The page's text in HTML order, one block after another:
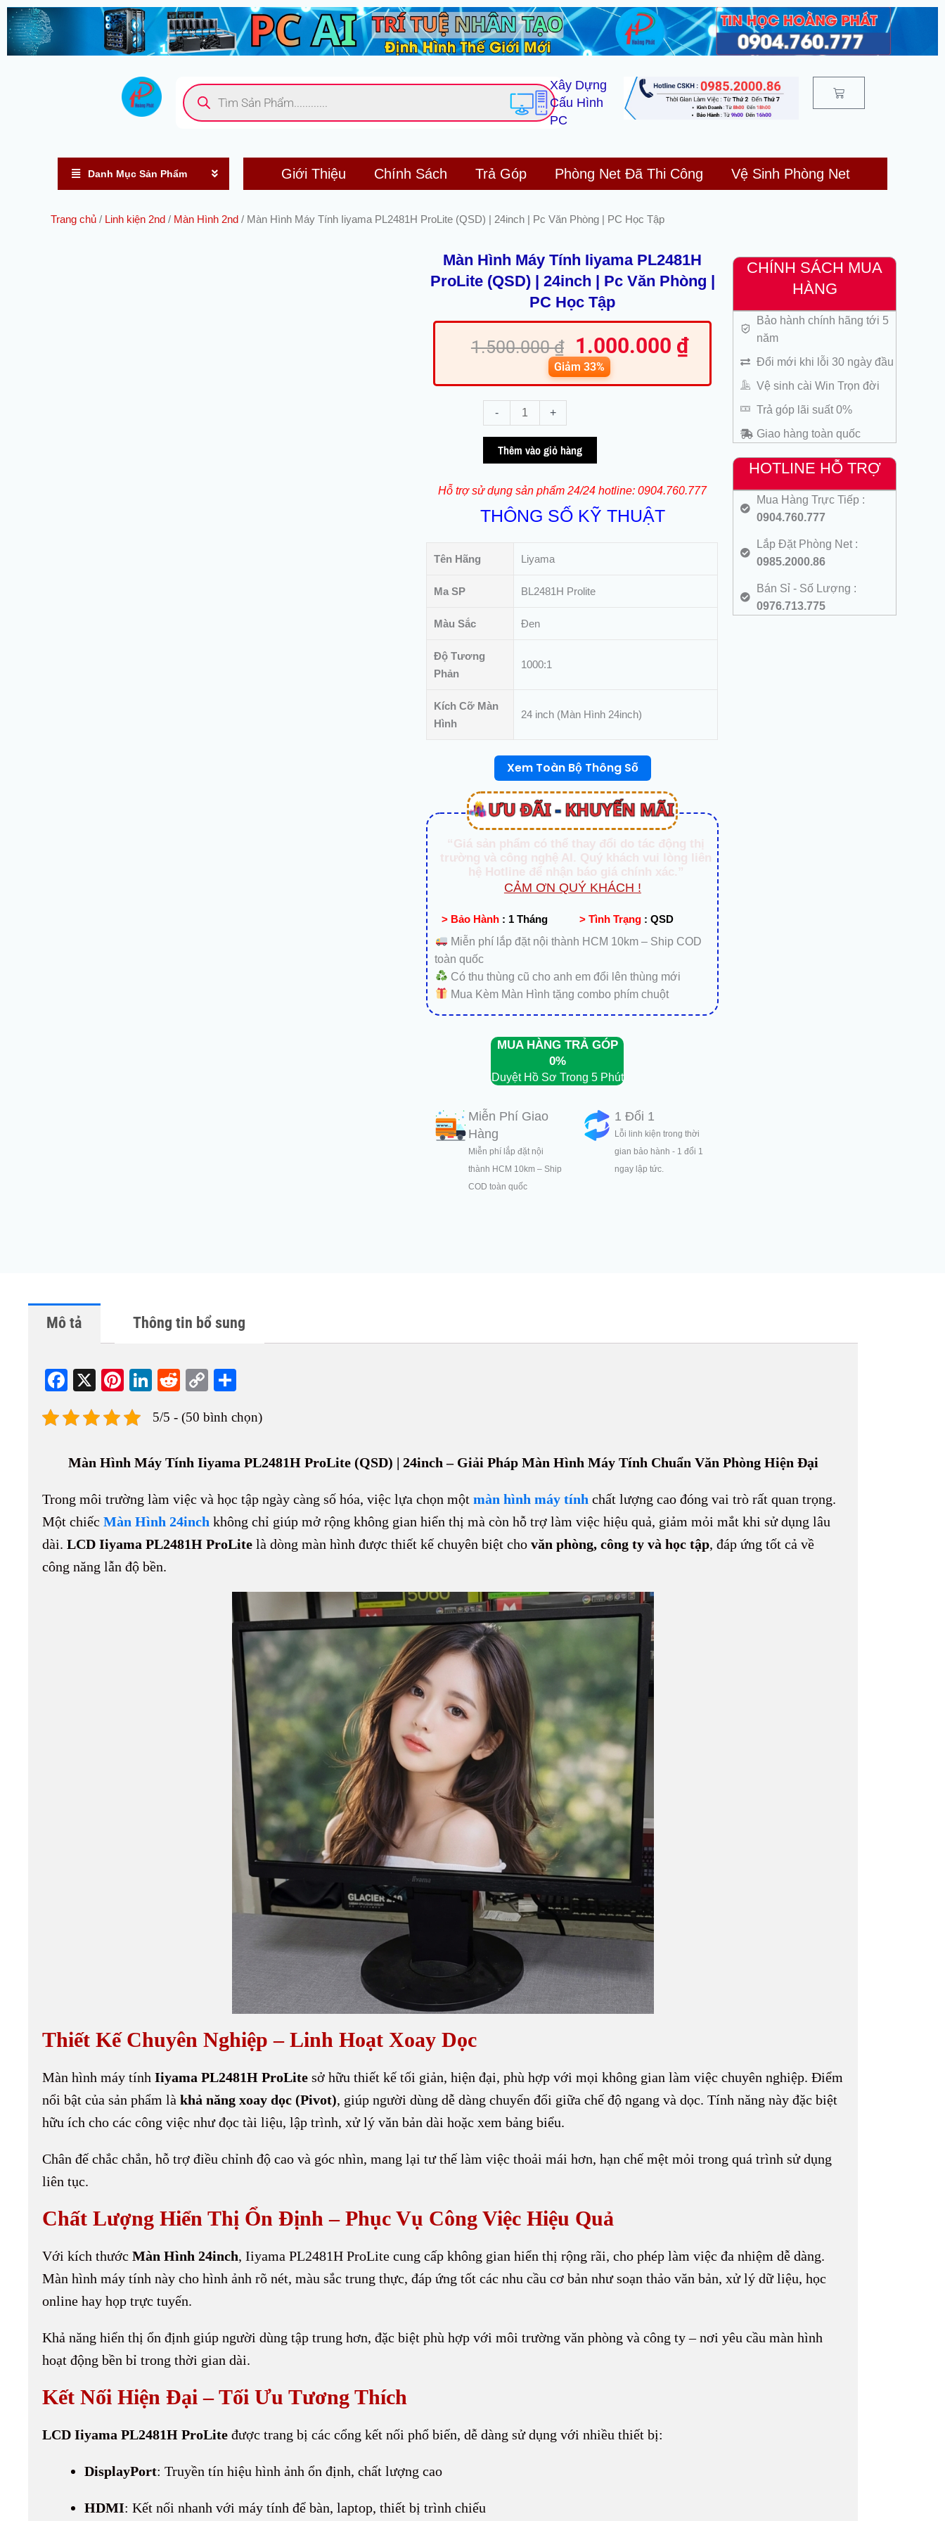
Nhảy
tới
Tìm
kiếm
sản
phẩm
Xây Dựng
Cấu Hình
PC
Cart
Danh Mục Sản Phẩm Giới Thiệu Chính Sách Trả Góp Phòng Net Đã Thi Công Vệ Sinh Phòng Net
Trang chủ / Linh kiện 2nd / Màn Hình 2nd / Màn Hình Máy Tính Iiyama PL2481H ProLite (QSD) | 24inch | Pc Văn Phòng | PC Học Tập
Màn Hình Máy Tính Iiyama PL2481H
ProLite (QSD) | 24inch | Pc Văn Phòng |
PC Học Tập
1.500.000₫
Giá
gốc
là:
1.500.000 ₫.
1.000.000 ₫
Giảm 33%
Giá
hiện
tại
là:
-
Hình
Tính
PL2481H
ProLite
|
Tập
+
Thêm vào giỏ hàng
Hỗ trợ sử dụng sản phẩm 24/24 hotline: 0904.760.777
THÔNG SỐ KỸ THUẬT
Tên Hãng Liyama
Ma SP BL2481H Prolite
Màu Sắc Đen
Độ Tương
Phản
1000:1
Kích Cỡ Màn
Hình
24 inch (Màn Hình 24inch)
Xem Toàn Bộ Thông Số
“Giá sản phẩm có thể thay đổi do tác động thị
trường và công nghệ AI. Quý khách vui lòng liên
hệ Hotline để nhận báo giá chính xác.”
CẢM ƠN QUÝ KHÁCH !
> Bảo Hành : 1 Tháng > Tình Trạng :QSD
Miễn phí lắp đặt nội thành HCM 10km – Ship COD
toàn quốc
Có thu thùng cũ cho anh em đổi lên thùng mới
Mua Kèm Màn Hình tặng combo phím chuột
MUA HÀNG TRẢ GÓP
0%
Duyệt Hồ Sơ Trong 5 Phút
Miễn Phí Giao
Hàng
Miễn phí lắp đặt nội
thành HCM 10km – Ship
COD toàn quốc
1 Đổi 1
Lỗi linh kiện trong thời
gian bảo hành - 1 đổi 1
ngay lập tức.
CHÍNH SÁCH MUA
HÀNG
Bảo hành chính hãng tới 5
năm
Đổi mới khi lỗi 30 ngày đầu
Vệ sinh cài Win Trọn đời
Trả góp lãi suất 0%
Giao hàng toàn quốc
HOTLINE HỖ TRỢ
Mua Hàng Trực Tiếp :
0904.760.777
Lắp Đặt Phòng Net :
0985.2000.86
Bán Sỉ - Số Lượng :
0976.713.775
Mô tả Thông tin bổ sung
Fa
ce
bo
X
Pi
nt
er
t
Li
ed
R
di
C
y
nk
re
5/5 - (50 bình chọn)
Màn Hình Máy Tính Iiyama PL2481H ProLite (QSD) | 24inch – Giải Pháp Màn Hình Máy Tính Chuẩn Văn Phòng Hiện Đại
Trong môi trường làm việc và học tập ngày càng số hóa, việc lựa chọn một màn hình máy tính chất lượng cao đóng vai trò rất quan trọng.
Một chiếc Màn Hình 24inch không chỉ giúp mở rộng không gian hiển thị mà còn hỗ trợ làm việc hiệu quả, giảm mỏi mắt khi sử dụng lâu
dài. LCD Iiyama PL2481H ProLite là dòng màn hình được thiết kế chuyên biệt cho văn phòng, công ty và học tập, đáp ứng tốt cả về
công năng lẫn độ bền.
Thiết Kế Chuyên Nghiệp – Linh Hoạt Xoay Dọc
Màn hình máy tính Iiyama PL2481H ProLite sở hữu thiết kế tối giản, hiện đại, phù hợp với mọi không gian làm việc chuyên nghiệp. Điểm
nổi bật của sản phẩm là khả năng xoay dọc (Pivot), giúp người dùng dễ dàng chuyển đổi giữa chế độ ngang và dọc. Tính năng này đặc biệt
hữu ích cho các công việc như đọc tài liệu, lập trình, xử lý văn bản dài hoặc xem bảng biểu.
Chân đế chắc chắn, hỗ trợ điều chỉnh độ cao và góc nhìn, mang lại tư thế làm việc thoải mái hơn, hạn chế mệt mỏi trong quá trình sử dụng
liên tục.
Chất Lượng Hiển Thị Ổn Định – Phục Vụ Công Việc Hiệu Quả
Với kích thước Màn Hình 24inch, Iiyama PL2481H ProLite cung cấp không gian hiển thị rộng rãi, cho phép làm việc đa nhiệm dễ dàng.
Màn hình máy tính này cho hình ảnh rõ nét, màu sắc trung thực, đáp ứng tốt các nhu cầu cơ bản như soạn thảo văn bản, xử lý dữ liệu, học
online hay họp trực tuyến.
Khả năng hiển thị ổn định giúp người dùng tập trung hơn, đặc biệt phù hợp với môi trường văn phòng và công ty – nơi yêu cầu màn hình
hoạt động bền bỉ trong thời gian dài.
Kết Nối Hiện Đại – Tối Ưu Tương Thích
LCD Iiyama PL2481H ProLite được trang bị các cổng kết nối phổ biến, dễ dàng sử dụng với nhiều thiết bị:
DisplayPort: Truyền tín hiệu hình ảnh ổn định, chất lượng cao
HDMI: Kết nối nhanh với máy tính để bàn, laptop, thiết bị trình chiếu